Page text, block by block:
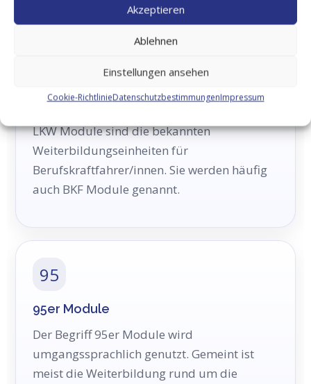
Akzeptieren
Ablehnen
Einstellungen ansehen
Cookie-RichtlinieDatenschutzbestimmungenImpressum
LKW Module
LKW Module sind die bekannten
Weiterbildungseinheiten für
Berufskraftfahrer/innen. Sie werden häufig
auch BKF Module genannt.
95
95er Module
Der Begriff 95er Module wird
umgangssprachlich genutzt. Gemeint ist
meist die Weiterbildung rund um die